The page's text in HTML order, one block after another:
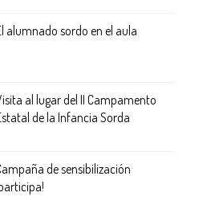
alumnado sordo en el aula
al lugar del II Campamento
de la Infancia Sorda
de sensibilización